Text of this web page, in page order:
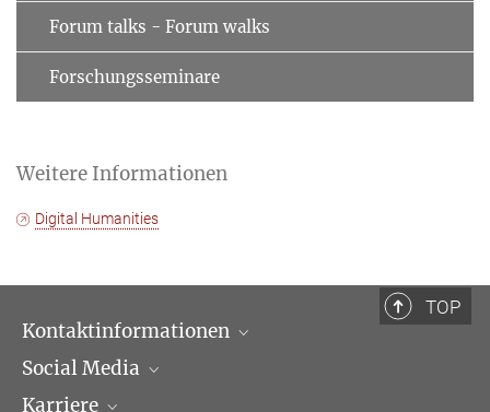
Forum talks - Forum walks
Forschungsseminare
Weitere Informationen
Digital Humanities
TOP
Kontaktinformationen
Öffnungszeiten & Anfahrt
Ansprechpartner*innen
Social Media
LinkedIn
Karriere